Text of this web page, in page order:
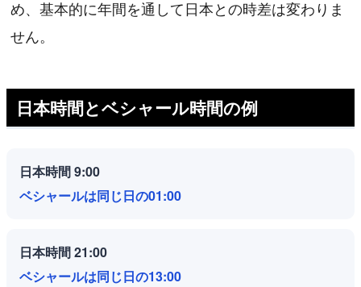
め、基本的に年間を通して日本との時差は変わりま
せん。
日本時間とベシャール時間の例
日本時間 9:00
ベシャールは同じ日の01:00
日本時間 21:00
ベシャールは同じ日の13:00